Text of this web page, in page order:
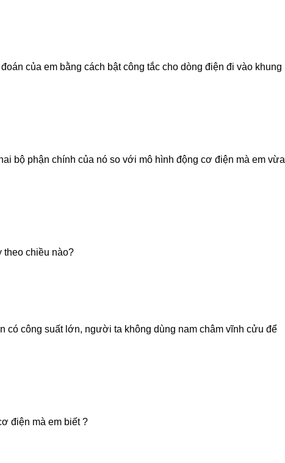
của em bằng cách bật công tắc cho dòng điện đi vào khung
bộ phận chính của nó so với mô hình động cơ điện mà em vừa
theo chiều nào?
có công suất lớn, người ta không dùng nam châm vĩnh cửu để
điện mà em biết ?